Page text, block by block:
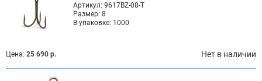
Артикул: 9617BZ-08-T
Размер: 8
В упаковке: 1000
Цена: 25 690 р. Нет в наличии